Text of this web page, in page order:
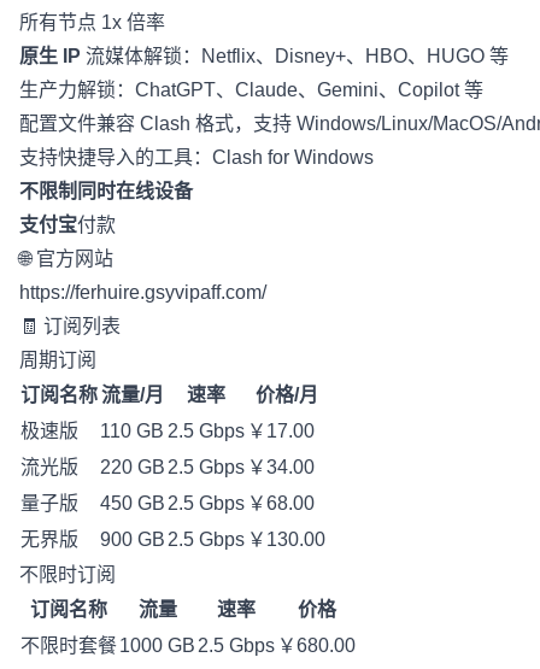
所有节点 1x 倍率
原生 IP 流媒体解锁：Netflix、Disney+、HBO、HUGO 等
生产力解锁：ChatGPT、Claude、Gemini、Copilot 等
配置文件兼容 Clash 格式，支持 Windows/Linux/MacOS/
支持快捷导入的工具：Clash for Windows
不限制同时在线设备
支付宝付款
🌐 官方网站
https://ferhuire.gsyvipaff.com/
🧾 订阅列表
周期订阅
订阅名称流量/月 速率
价格/月
极速版
110 GB 2.5 Gbps ￥17.00
流光版
220 GB 2.5 Gbps ￥34.00
量子版
450 GB 2.5 Gbps ￥68.00
无界版
900 GB 2.5 Gbps ￥130.00
不限时订阅
订阅名称
流量 速率
价格
不限时套餐1000 GB 2.5 Gbps ￥680.00